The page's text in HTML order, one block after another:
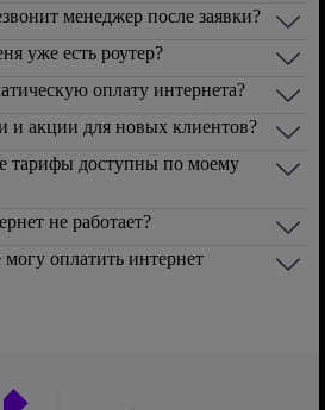
менеджер после заявки?
уже есть роутер?
оплату интернета?
и акции для новых клиентов?
тарифы доступны по моему
не работает?
могу оплатить интернет